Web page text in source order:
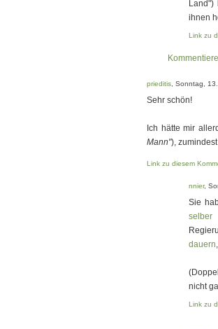
Land")
ihnen
Link zu
prieditis , Sonntag,
Sehr schön!
Ich hätte mir
Mann"),
Link zu diesem
nnier,
Sie
dauern
nicht
Link zu